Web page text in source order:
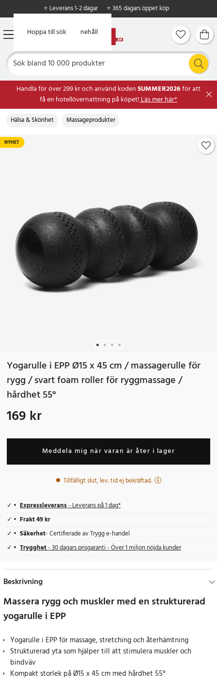
Hoppa till huvudinnehåll
Hoppa till sök
⭐ Leverans 1-2 dagar ⭐ 365 dagars öppet köp
Handla för över 299 kr och använd kodenSUMMER2026för att
få en hotellövernattning på köpet!Läs mer här*
Hälsa & Skönhet Massageprodukter
NYHET
Yogarulle i EPP Ø15 x 45 cm / massagerulle för
rygg / svart foam roller för ryggmassage /
hårdhet 55°
Pris:169 kr
169 kr
Meddela mig när varan är åter i lager
Tillfälligt slut, lev. tid ej bekräftad.
Expressleverans- Leverans på 1 dag*
Frakt 49 kr
Säkerhet- Certifierade av Trygg e-handel
Trygghet- 30 dagars prisgaranti - Över 1 miljon nöjda kunder
Beskrivning
Massera rygg och muskler med en strukturerad
yogarulle i EPP
Yogarulle i EPP för massage, stretching och återhämtning
Strukturerad yta som hjälper till att stimulera muskler och
bindväv
Kompakt storlek på Ø15 x 45 cm med hårdhet 55°